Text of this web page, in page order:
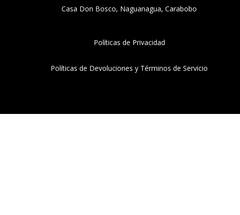
Casa Don Bosco, Naguanagua, Carabobo
Políticas de Privacidad
Políticas de Devoluciones y Términos de Servicio